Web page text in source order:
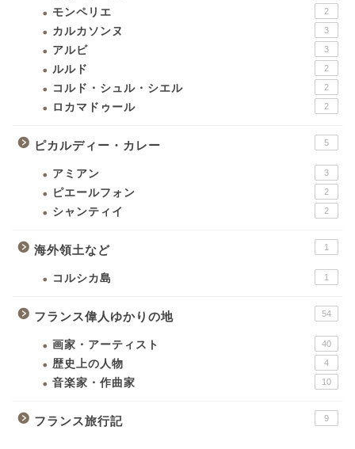
モンペリエ 2
カルカソンヌ 3
アルビ 3
ルルド 2
コルド・シュル・シエル 2
ロカマドゥール 2
ピカルディー・カレー 5
アミアン 3
ピエールフォン 2
シャンティイ 2
海外領土など 1
コルシカ島 1
フランス偉人ゆかりの地 54
画家・アーティスト 40
歴史上の人物 4
音楽家・作曲家 10
フランス旅行記 9